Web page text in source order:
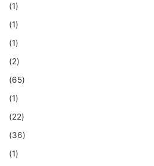
(1)
(1)
(1)
(2)
(65)
(1)
(22)
(36)
(1)